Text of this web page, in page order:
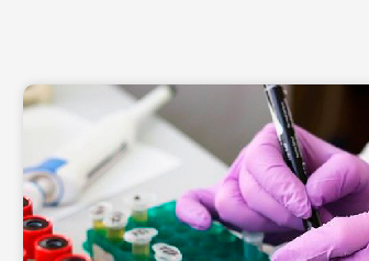
PáginaPágina PáginaPágina